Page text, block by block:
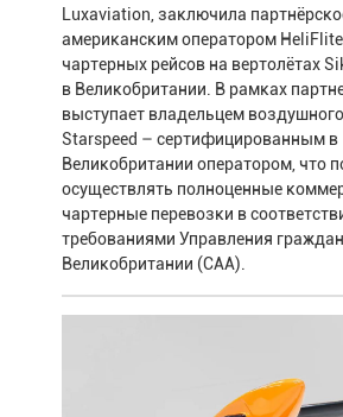
Luxaviation, заключила
американским оператором
чартерных рейсов на вертолётах
в Великобритании. В рамках
выступает владельцем
Starspeed – сертифицированным в
Великобритании оператором, что
осуществлять полноценные
чартерные перевозки в
требованиями Управления
Великобритании (CAA).